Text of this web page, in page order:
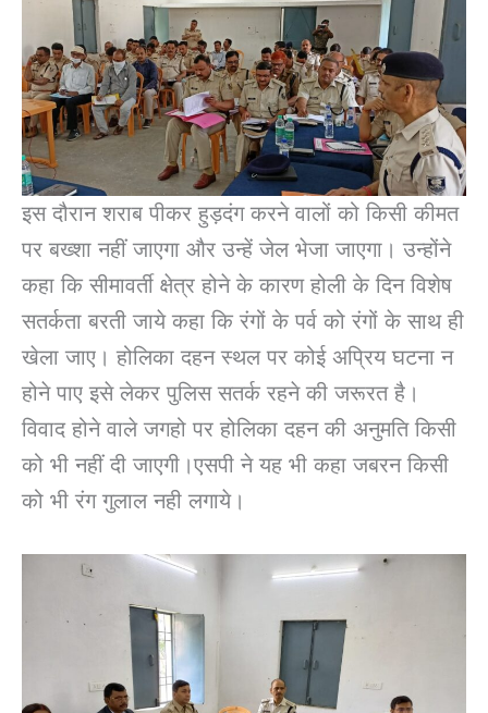
इस दौरान शराब पीकर हुड़दंग करने वालों को किसी कीमत
पर बख्शा नहीं जाएगा और उन्हें जेल भेजा जाएगा। उन्होंने
कहा कि सीमावर्ती क्षेत्र होने के कारण होली के दिन विशेष
सतर्कता बरती जाये कहा कि रंगों के पर्व को रंगों के साथ ही
खेला जाए। होलिका दहन स्थल पर कोई अप्रिय घटना न
होने पाए इसे लेकर पुलिस सतर्क रहने की जरूरत है।
विवाद होने वाले जगहो पर होलिका दहन की अनुमति किसी
को भी नहीं दी जाएगी।एसपी ने यह भी कहा जबरन किसी
को भी रंग गुलाल नही लगाये।